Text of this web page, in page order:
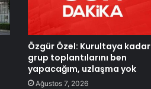
Özgür Özel: Kurultaya kadar
grup toplantılarını ben
yapacağım, uzlaşma yok
Ağustos 7, 2026